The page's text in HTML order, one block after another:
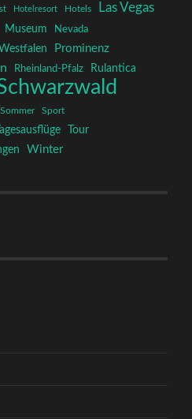
Hotelresort Hotels
Las Vegas
Museum Nevada
Prominenz
Rheinland-Pfalz Rulantica
Sommer Sport
Tagesausflüge
Tour
Winter